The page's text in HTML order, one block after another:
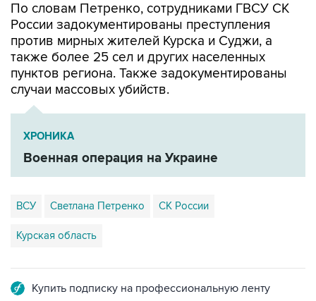
По словам Петренко, сотрудниками ГВСУ СК
России задокументированы преступления
против мирных жителей Курска и Суджи, а
также более 25 сел и других населенных
пунктов региона. Также задокументированы
случаи массовых убийств.
ХРОНИКА
Военная операция на Украине
ВСУ Светлана Петренко СК России
Курская область
Купить подписку на профессиональную ленту